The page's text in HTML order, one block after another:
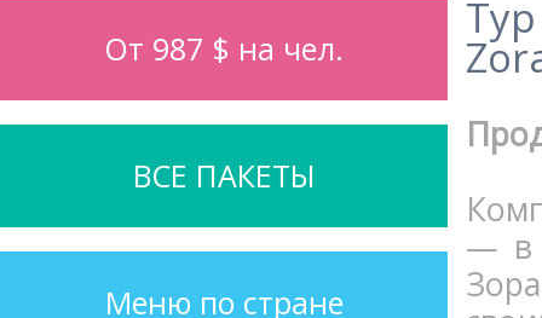
От 987 $ на чел.
ВСЕ ПАКЕТЫ
Меню по стране
— в